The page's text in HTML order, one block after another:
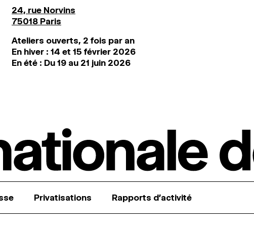
24, rue Norvins
75018 Paris
Ateliers ouverts, 2 fois par an
En hiver : 14 et 15 février 2026
En été : Du 19 au 21 juin 2026
Privatisations Rapports d’activité